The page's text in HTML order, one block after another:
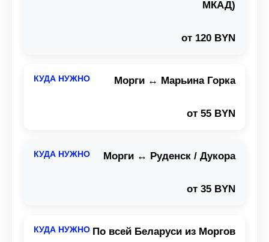
МКАД)
от 120 BYN
Морги ↔ Марьина Горка
от 55 BYN
Морги ↔ Руденск / Дукора
от 35 BYN
По всей Беларуси из Моргов